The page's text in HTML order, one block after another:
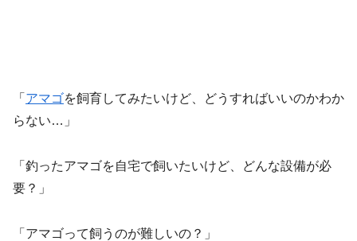
「 アマゴを飼育してみたいけど、どうすればいいのかわか
らない…」
「釣ったアマゴを自宅で飼いたいけど、どんな設備が必
要？」
「アマゴって飼うのが難しいの？」